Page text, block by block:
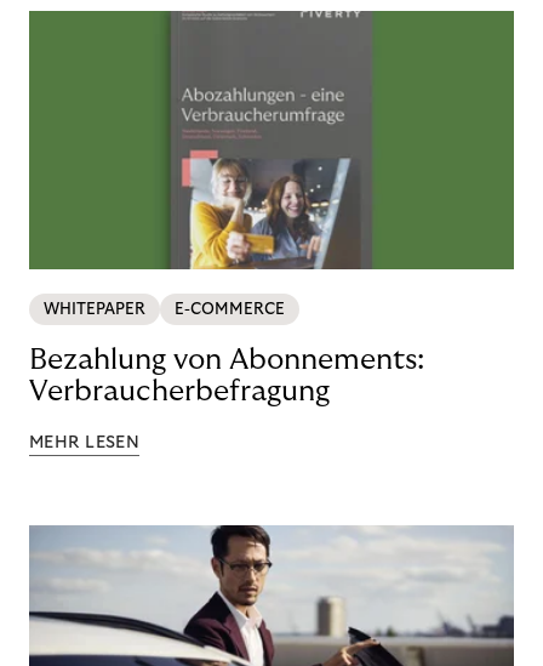
WHITEPAPER E-COMMERCE
Bezahlung von Abonnements:
Verbraucherbefragung
MEHR LESEN